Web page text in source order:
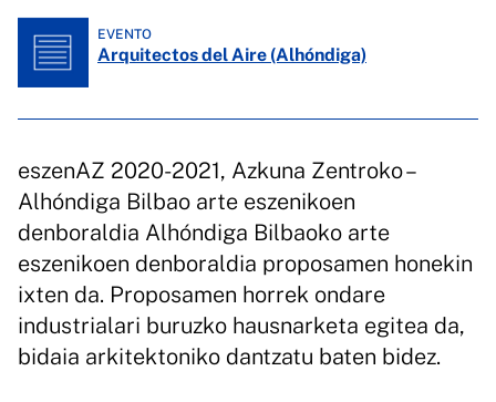
EVENTO
Arquitectos del Aire (Alhóndiga)
eszenAZ 2020-2021, Azkuna Zentroko –
Alhóndiga Bilbao arte eszenikoen
denboraldia Alhóndiga Bilbaoko arte
eszenikoen denboraldia proposamen honekin
ixten da. Proposamen horrek ondare
industrialari buruzko hausnarketa egitea da,
bidaia arkitektoniko dantzatu baten bidez.